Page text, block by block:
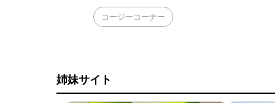
コージーコーナー
姉妹サイト